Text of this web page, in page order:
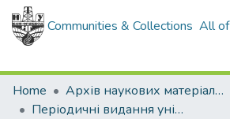
Communities & Collections All
Home
Архів наукових матеріалів
Періодичні видання університету